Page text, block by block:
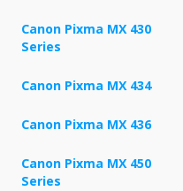
Canon Pixma MX 430
Series
Canon Pixma MX 434
Canon Pixma MX 436
Canon Pixma MX 450
Series